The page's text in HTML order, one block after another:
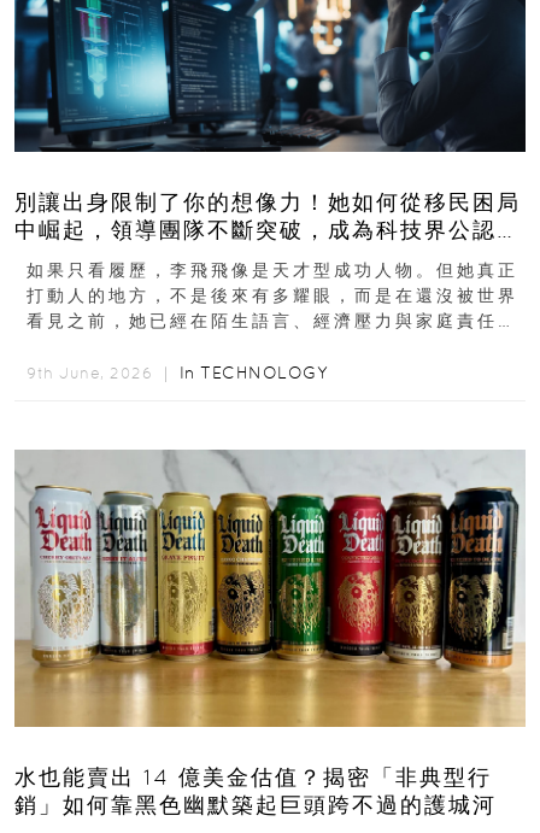
別讓出身限制了你的想像力！她如何從移民困局
中崛起，領導團隊不斷突破，成為科技界公認的
「教母」？
如果只看履歷，李飛飛像是天才型成功人物。但她真正
打動人的地方，不是後來有多耀眼，而是在還沒被世界
看見之前，她已經在陌生語言、經濟壓力與家庭責任之
西...
9th June, 2026 ｜ In TECHNOLOGY
水也能賣出 14 億美金估值？揭密「非典型行
銷」如何靠黑色幽默築起巨頭跨不過的護城河